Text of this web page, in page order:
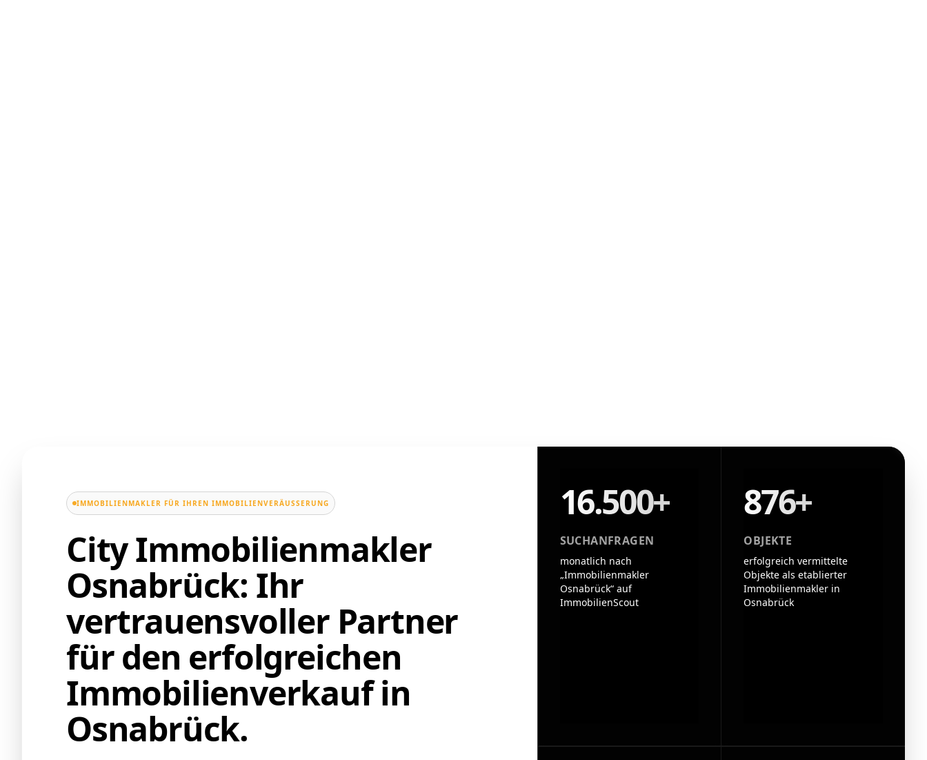
IMMOBILIENMAKLER FÜR IHREN IMMOBILIENVERÄUSSERUNG
City Immobilienmakler
Osnabrück: Ihr
vertrauensvoller Partner
für den erfolgreichen
Immobilienverkauf in
Osnabrück.
16.500+
SUCHANFRAGEN
monatlich nach
„Immobilienmakler
Osnabrück“ auf
ImmobilienScout
876+
OBJEKTE
erfolgreich vermittelte
Objekte als etablierter
Immobilienmakler in
Osnabrück